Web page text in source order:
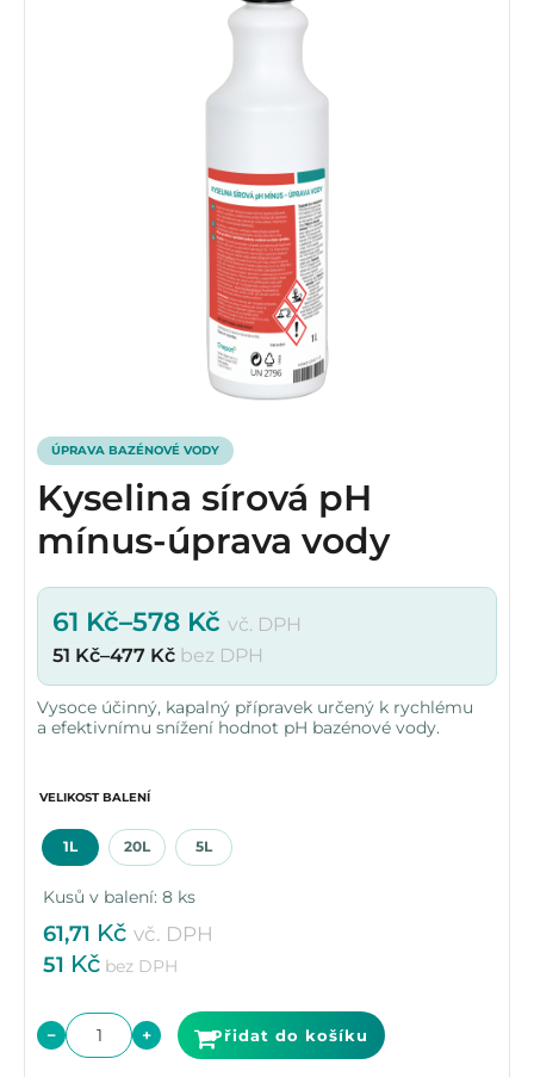
ÚPRAVA BAZÉNOVÉ VODY
Kyselina sírová pH
mínus-úprava vody
61 Kč–578 Kč vč. DPH
51 Kč–477 Kč bez DPH
Vysoce účinný, kapalný přípravek určený k rychlému
a efektivnímu snížení hodnot pH bazénové vody.
VELIKOST BALENÍ
1L 20L 5L
Kusů v balení: 8 ks
61,71 Kč vč. DPH
51 Kč bez DPH
− + Přidat do košíku